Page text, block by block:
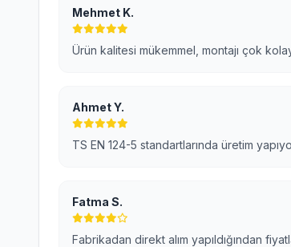
Mehmet K.
Ürün kalitesi mükemmel, montajı çok
Ahmet Y.
TS EN 124-5 standartlarında üretim
Fatma S.
Fabrikadan direkt alım yapıldığından